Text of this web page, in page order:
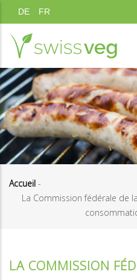
au
contenu
principal
DE FR
Fil
Accueil -
La Commission fédérale de
LA COMMISSION